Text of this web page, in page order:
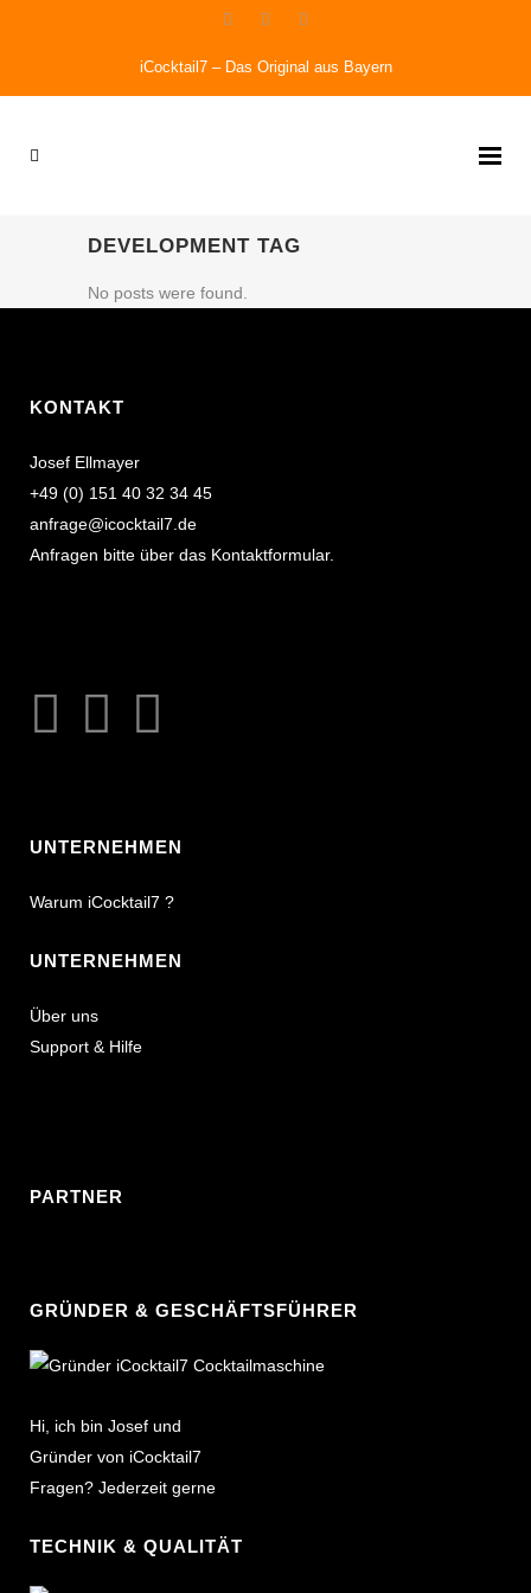
iCocktail7 – Das Original aus Bayern
DEVELOPMENT TAG
No posts were found.
KONTAKT
Josef Ellmayer
+49 (0) 151 40 32 34 45
anfrage@icocktail7.de
Anfragen bitte über das Kontaktformular.
UNTERNEHMEN
Warum iCocktail7 ?
UNTERNEHMEN
Über uns
Support & Hilfe
PARTNER
GRÜNDER & GESCHÄFTSFÜHRER
Hi, ich bin Josef und
Gründer von iCocktail7
Fragen? Jederzeit gerne
TECHNIK & QUALITÄT